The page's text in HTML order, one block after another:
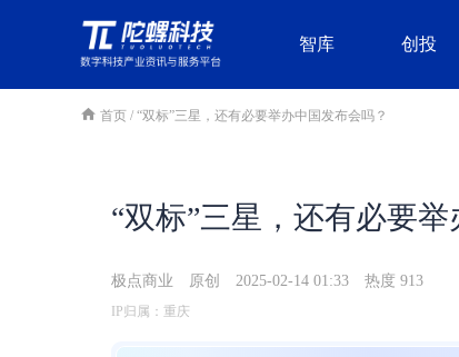
智库 创投
首页 / “双标”三星，还有必要举办中国发布会吗？
“双标”三星，还有必要
极点商业 原创 2025-02-14 01:33 热度 913
IP归属：重庆